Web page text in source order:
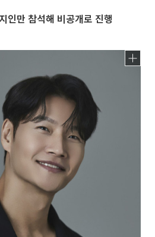
인만 참석해 비공개로 진행